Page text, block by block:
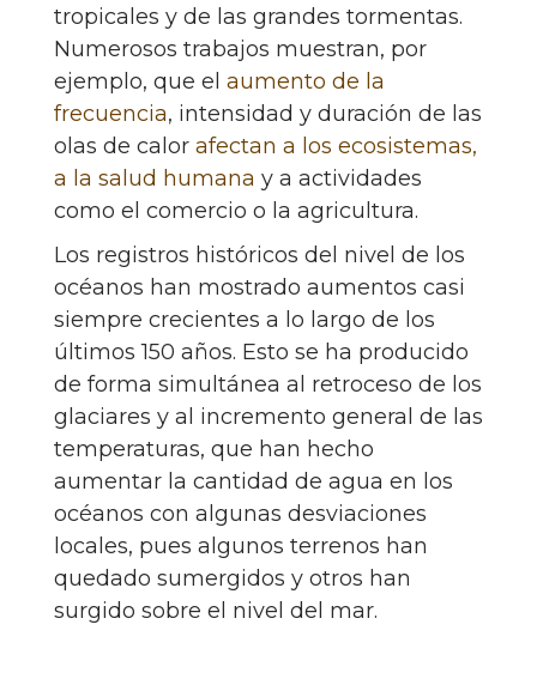
tropicales y de las grandes tormentas.
Numerosos trabajos muestran, por
ejemplo, que el aumento de la
frecuencia, intensidad y duración de las
olas de calor afectan a los ecosistemas,
a la salud humana y a actividades
como el comercio o la agricultura.
Los registros históricos del nivel de los
océanos han mostrado aumentos casi
siempre crecientes a lo largo de los
últimos 150 años. Esto se ha producido
de forma simultánea al retroceso de los
glaciares y al incremento general de las
temperaturas, que han hecho
aumentar la cantidad de agua en los
océanos con algunas desviaciones
locales, pues algunos terrenos han
quedado sumergidos y otros han
surgido sobre el nivel del mar.